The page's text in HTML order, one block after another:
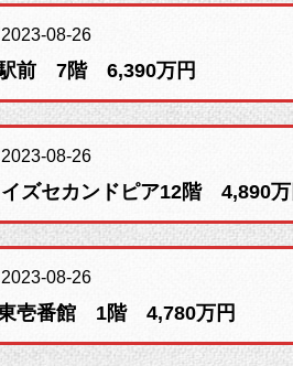
2023-08-26
前 7階 6,390万円
2023-08-26
ズセカンドピア12階 4,890
2023-08-26
東壱番館 1階 4,780万円